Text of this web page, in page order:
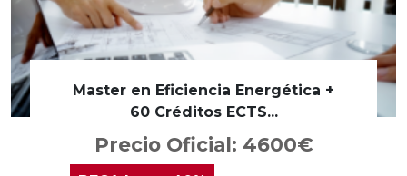
Master en Eficiencia Energética +
60 Créditos ECTS...
Precio Oficial: 4600€